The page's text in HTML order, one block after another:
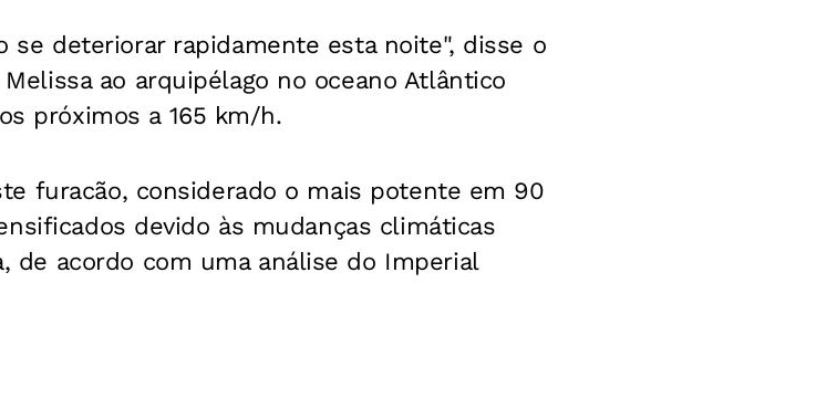
se deteriorar rapidamente esta noite", disse o
ao arquipélago no oceano Atlântico
próximos a 165 km/h.
furacão, considerado o mais potente em 90
devido às mudanças climáticas
de acordo com uma análise do Imperial